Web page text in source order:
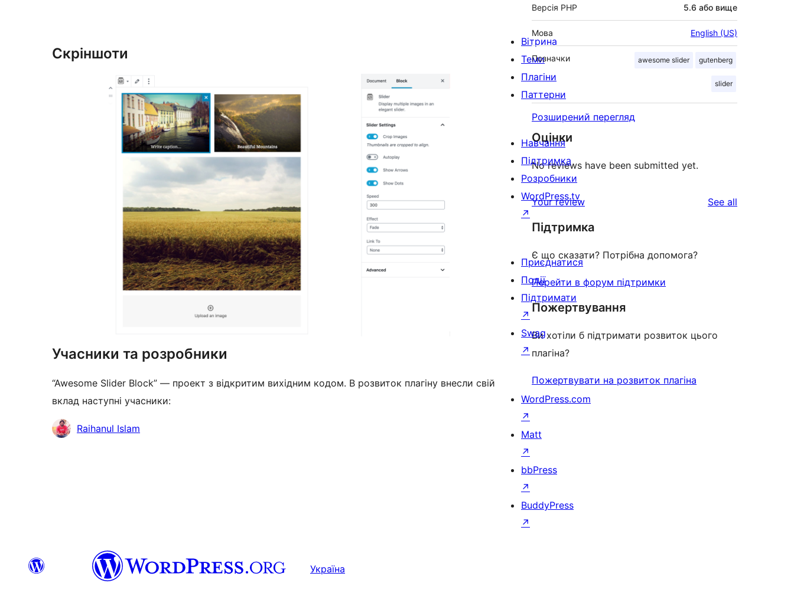
Скріншоти
Учасники та розробники
“Awesome Slider Block” — проект з відкритим вихідним кодом. В розвиток плагіну внесли свій
вклад наступні учасники:
УчасникиRaihanul Islam
Версія PHP 5.6 або вище
Мова English (US)
Позначки awesome slider gutenberg
slider
Розширений перегляд
Оцінки
No reviews have been submitted yet.
Your review See all
Підтримка
Є що сказати? Потрібна допомога?
Перейти в форум підтримки
Пожертвування
Ви хотіли б підтримати розвиток цього
плагіна?
Пожертвувати на розвиток плагіна
Вітрина
Теми
Плагіни
Паттерни
Навчання
Підтримка
Розробники
WordPress.tv
↗
Приєднатися
Події
Підтримати
↗
Swag
↗
WordPress.com
↗
Matt
↗
bbPress
↗
BuddyPress
↗
Україна